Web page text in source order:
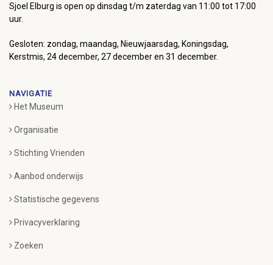
Sjoel Elburg is open op dinsdag t/m zaterdag van 11:00 tot 17:00
uur.
Gesloten: zondag, maandag, Nieuwjaarsdag, Koningsdag,
Kerstmis, 24 december, 27 december en 31 december.
NAVIGATIE
Het Museum
Organisatie
Stichting Vrienden
Aanbod onderwijs
Statistische gegevens
Privacyverklaring
Zoeken